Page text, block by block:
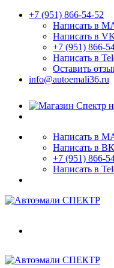
+7 (951) 866-54-52
Написать в
Написать в
+7 (951) 866-
Написать в
Оставить
info@autoemali36.ru
Написать в
Написать в ВК
+7 (951) 866-
Написать в